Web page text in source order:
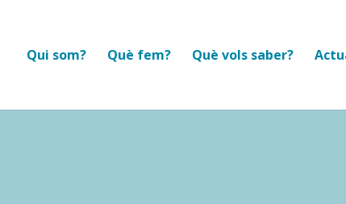
Qui som? Què fem? Què vols saber?